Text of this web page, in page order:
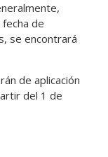
de
se encontrará
de aplicación
del 1 de